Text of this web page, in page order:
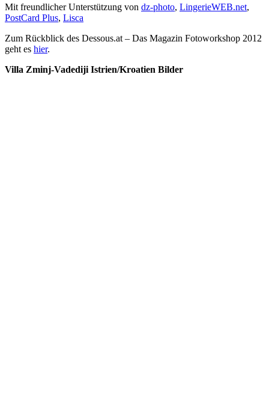
Mit freundlicher Unterstützung von dz-photo, LingerieWEB.net,
PostCard Plus, Lisca
Zum Rückblick des Dessous.at – Das Magazin Fotoworkshop 2012
geht es hier.
Villa Zminj-Vadediji Istrien/Kroatien Bilder